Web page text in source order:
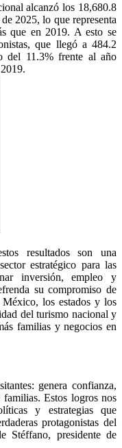
alcanzó los 18,680.8
2025, lo que representa
que en 2019. A esto se
que llegó a 484.2
del 11.3% frente al año
resultados son una
estratégico para las
inversión, empleo y
su compromiso de
los estados y los
del turismo nacional y
familias y negocios en
genera confianza,
Estos logros nos
y estrategias que
protagonistas del
Stéffano, presidente de